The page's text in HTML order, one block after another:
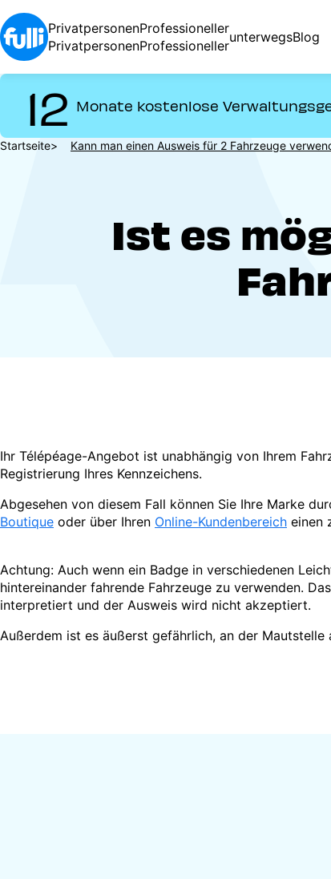
Direkt
zum
Inhalt
Privatpersonen
Privatpersonen
Professioneller
Professioneller
unterwegsBlog
12 Monate kostenlose
Pfadnavigation
Startseite Kann man einen Ausweis für 2 Fahrzeuge
Ist es
Ihr Télépéage-Angebot ist unabhängig von Ihrem
Registrierung Ihres Kennzeichens.
Abgesehen von diesem Fall können Sie Ihre Marke
Boutique oder über Ihren Online-Kundenbereich einen
Achtung: Auch wenn ein Badge in verschiedenen
hintereinander fahrende Fahrzeuge zu verwenden.
interpretiert und der Ausweis wird nicht akzeptiert.
Außerdem ist es äußerst gefährlich, an der